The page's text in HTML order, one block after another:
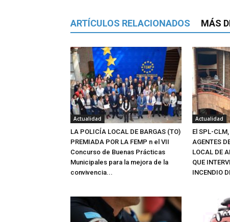
ARTÍCULOS RELACIONADOS MÁS
Actualidad
LA POLICÍA LOCAL DE BARGAS (TO)
PREMIADA POR LA FEMP n el VII
Concurso de Buenas Prácticas
Municipales para la mejora de la
convivencia...
Actualidad
El SPL-
AGENTES
LOCAL DE
QUE
INCENDIO